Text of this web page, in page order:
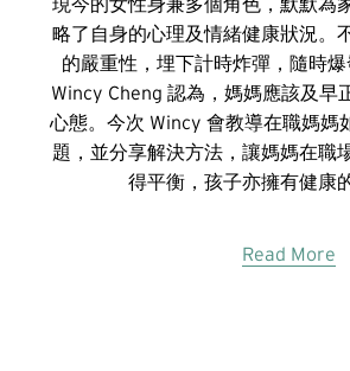
略了自身的心理及情緒健康狀況。
的嚴重性，埋下計時炸彈，隨時
Wincy Cheng 認為，媽媽應該及早
心態。今次 Wincy 會教導在職媽媽
題，並分享解決方法，讓媽媽在職
得平衡，孩子亦擁有健康
Read More